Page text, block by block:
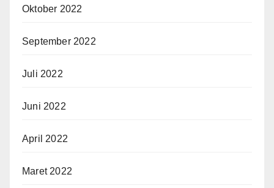
Oktober 2022
September 2022
Juli 2022
Juni 2022
April 2022
Maret 2022